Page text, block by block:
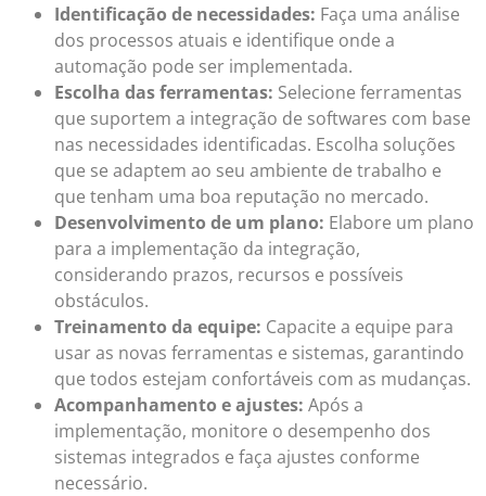
Identificação de necessidades: Faça uma análise
dos processos atuais e identifique onde a
automação pode ser implementada.
Escolha das ferramentas: Selecione ferramentas
que suportem a integração de softwares com base
nas necessidades identificadas. Escolha soluções
que se adaptem ao seu ambiente de trabalho e
que tenham uma boa reputação no mercado.
Desenvolvimento de um plano: Elabore um plano
para a implementação da integração,
considerando prazos, recursos e possíveis
obstáculos.
Treinamento da equipe: Capacite a equipe para
usar as novas ferramentas e sistemas, garantindo
que todos estejam confortáveis com as mudanças.
Acompanhamento e ajustes: Após a
implementação, monitore o desempenho dos
sistemas integrados e faça ajustes conforme
necessário.